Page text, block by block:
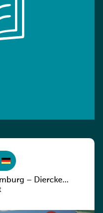
– Diercke